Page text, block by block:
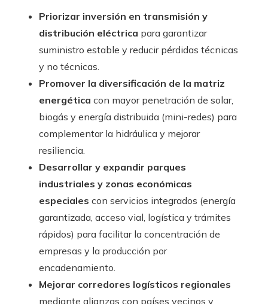
Priorizar inversión en transmisión y
distribución eléctrica para garantizar
suministro estable y reducir pérdidas técnicas
y no técnicas.
Promover la diversificación de la matriz
energética con mayor penetración de solar,
biogás y energía distribuida (mini-redes) para
complementar la hidráulica y mejorar
resiliencia.
Desarrollar y expandir parques
industriales y zonas económicas
especiales con servicios integrados (energía
garantizada, acceso vial, logística y trámites
rápidos) para facilitar la concentración de
empresas y la producción por
encadenamiento.
Mejorar corredores logísticos regionales
mediante alianzas con países vecinos y